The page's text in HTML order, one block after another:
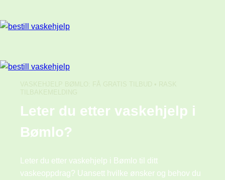
Skip
VASKEHJELP BØMLO: FÅ GRATIS TILBUD • RASK
TILBAKEMELDING
Leter du etter vaskehjelp i
Bømlo?
Leter du etter vaskehjelp i Bømlo til ditt
vaskeoppdrag? Uansett hvilke ønsker og behov du